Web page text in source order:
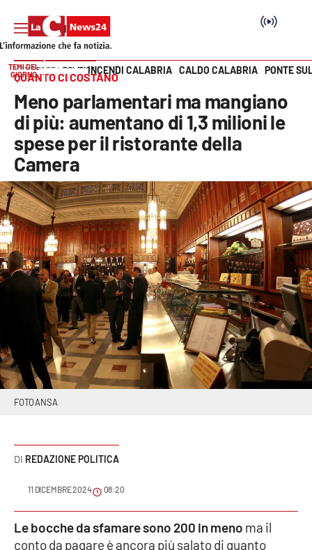
SEZIONI
Cronaca
Politica
Attualità
Economia e lavoro
Italia Mondo
Sanità
Sport
Cultura
Meteo
Vai
TEMI DEL
GIORNO
INCENDI CALABRIA CALDO CALABRIA PONTE
HOME PAGE POLITICA
QUANTO CI COSTANO
Meno parlamentari ma mangiano
di più: aumentano di 1,3 milioni le
spese per il ristorante della
Camera
FOTO ANSA
REDAZIONE POLITICA
11 DICEMBRE 2024 08:20
Le bocche da sfamare sono 200 in meno ma il
conto da pagare è ancora più salato di quanto